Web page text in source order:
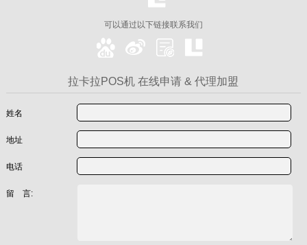
可以通过以下链接联系我们
拉卡拉POS机 在线申请 & 代理加盟
姓名
地址
电话
留 言: